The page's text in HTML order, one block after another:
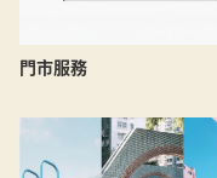
門市服務